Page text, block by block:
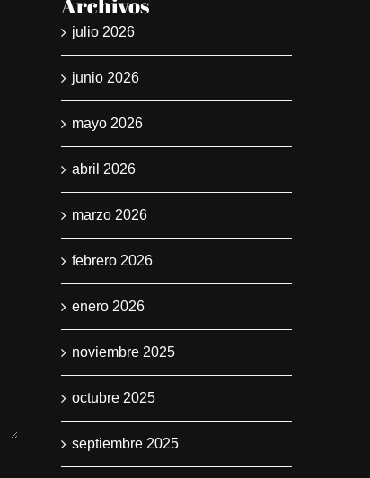
Invel tempor solli
julio 2026
junio 2026
mayo 2026
abril 2026
marzo 2026
febrero 2026
enero 2026
noviembre 2025
octubre 2025
septiembre 2025